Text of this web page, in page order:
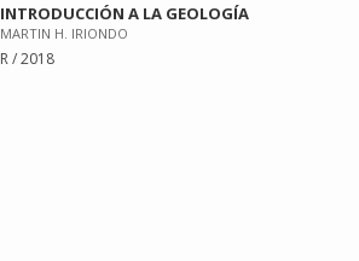
INTRODUCCIÓN A LA GEOLOGÍA
MARTIN H. IRIONDO
R / 2018